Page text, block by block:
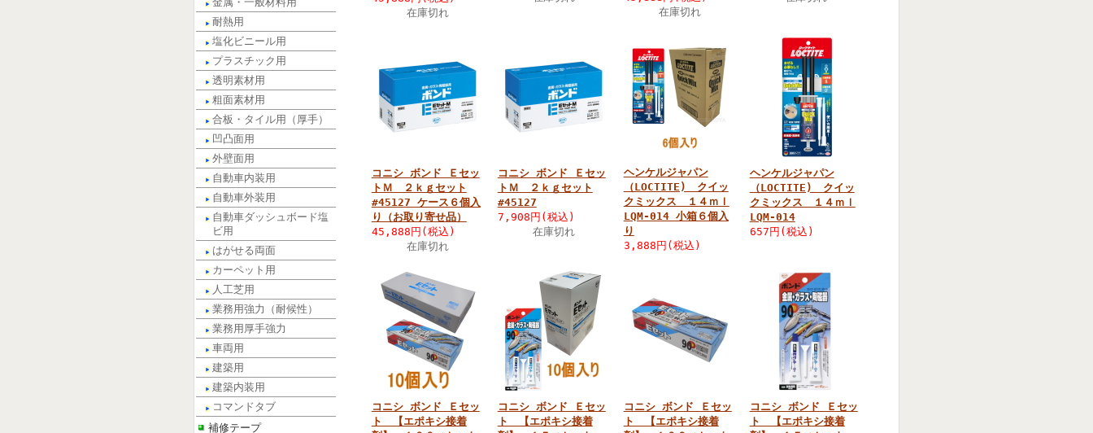
耐熱用
塩化ビニール用
プラスチック用
透明素材用
粗面素材用
合板・タイル用（厚手）
凹凸面用
外壁面用
自動車内装用
自動車外装用
自動車ダッシュボード塩
ビ用
はがせる両面
カーペット用
人工芝用
業務用強力（耐候性）
業務用厚手強力
車両用
建築用
建築内装用
コマンドタブ
補修テープ
在庫切れ
在庫切れ
コニシ ボンド Ｅセッ
トＭ ２ｋｇセット
#45127 ケース６個入
り（お取り寄せ品）
45,888円(税込)
在庫切れ
コニシ ボンド Ｅセッ
トＭ ２ｋｇセット
#45127
7,908円(税込)
在庫切れ
ヘンケルジャパン
（LOCTITE) クイッ
クミックス １４ｍｌ
LQM-014 小箱６個入
り
3,888円(税込)
ヘンケルジャパン
（LOCTITE) クイッ
クミックス １４ｍｌ
LQM-014
657円(税込)
コニシ ボンド Ｅセッ
ト 【エポキシ接着
コニシ ボンド Ｅセッ
ト 【エポキシ接着
コニシ ボンド Ｅセッ
ト 【エポキシ接着
コニシ ボンド Ｅセッ
ト 【エポキシ接着